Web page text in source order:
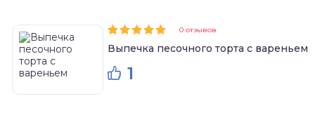
0 отзывов
Выпечка песочного торта с вареньем
1